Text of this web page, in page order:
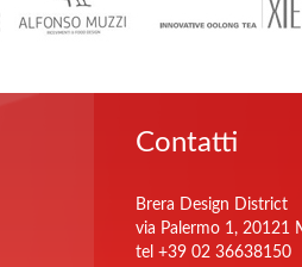
Contatti
Brera Design District
via Palermo 1, 20121
tel +39 02 36638150